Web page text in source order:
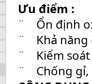
Ưu điểm :
¨ Ổn định
¨ Khả năng
¨ Kiểm soát
¨ Chống gỉ,